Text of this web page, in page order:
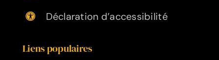
Déclaration d’accessibilité
Liens populaires